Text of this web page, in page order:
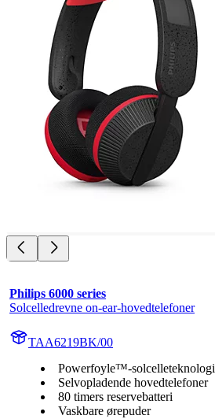
Philips 6000 series
Solcelledrevne on-ear-hovedtelefoner
TAA6219BK/00
Powerfoyle™-solcelleteknologi
Selvopladende hovedtelefoner
80 timers reservebatteri
Vaskbare ørepuder